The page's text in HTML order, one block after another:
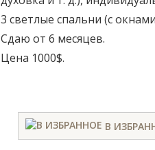
3 светлые спальни (с
Сдаю от 6 месяцев.
Цена 1000$.
В